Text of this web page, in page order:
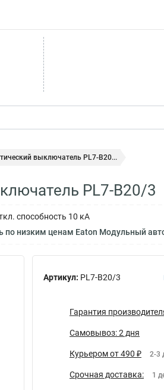
выключатель PL7-B20...
PL7-B20/3
способность 10 кА
по низким ценам Eaton Модульный
Артикул: PL7-B20/3
Гарантия
Самовывоз: 2 дня
Курьером от 490 ₽ 2-3
Срочная доставка: 1